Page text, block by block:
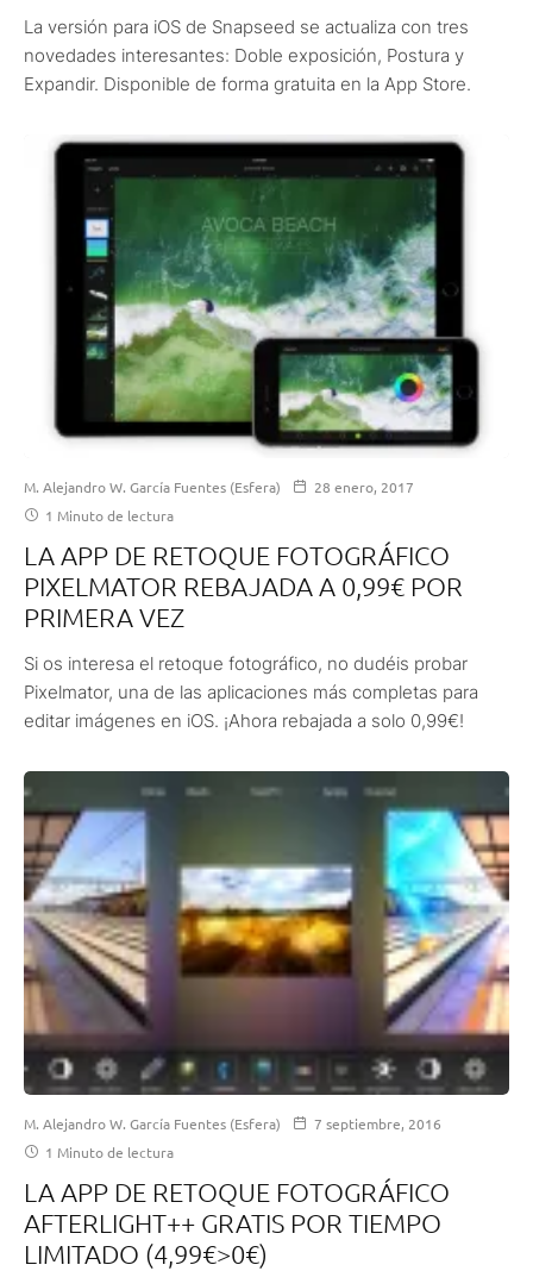
La versión para iOS de Snapseed se actualiza con tres
novedades interesantes: Doble exposición, Postura y
Expandir. Disponible de forma gratuita en la App Store.
M. Alejandro W. García Fuentes (Esfera)
28 enero, 2017
1 Minuto de lectura
LA APP DE RETOQUE FOTOGRÁFICO
PIXELMATOR REBAJADA A 0,99€ POR
PRIMERA VEZ
Si os interesa el retoque fotográfico, no dudéis probar
Pixelmator, una de las aplicaciones más completas para
editar imágenes en iOS. ¡Ahora rebajada a solo 0,99€!
M. Alejandro W. García Fuentes (Esfera)
7 septiembre, 2016
1 Minuto de lectura
LA APP DE RETOQUE FOTOGRÁFICO
AFTERLIGHT++ GRATIS POR TIEMPO
LIMITADO (4,99€>0€)